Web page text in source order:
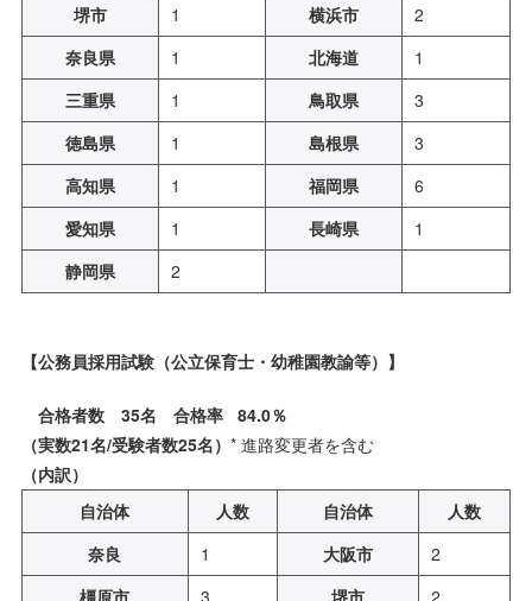
堺市
1 横浜市
2
奈良県
1 北海道
1
三重県
1 鳥取県
3
徳島県
1 島根県
3
高知県
1 福岡県
6
愛知県
1 長崎県
1
静岡県
2
【公務員採用試験（公立保育士・幼稚園教諭等）】
合格者数 35名 合格率 84.0％
（実数21名/受験者数25名） * 進路変更者を含む
（内訳）
自治体
人数 自治体
人数
奈良
1 大阪市
2
橿原市
3 堺市
2